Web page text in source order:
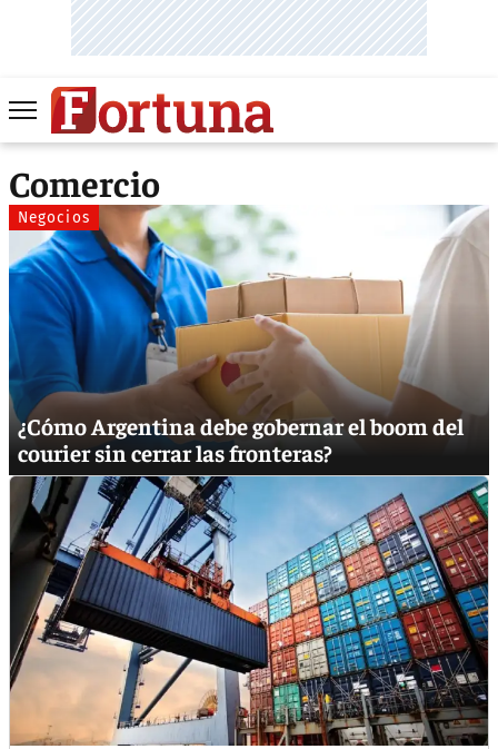
Comercio
Negocios
¿Cómo Argentina debe gobernar el boom del
courier sin cerrar las fronteras?